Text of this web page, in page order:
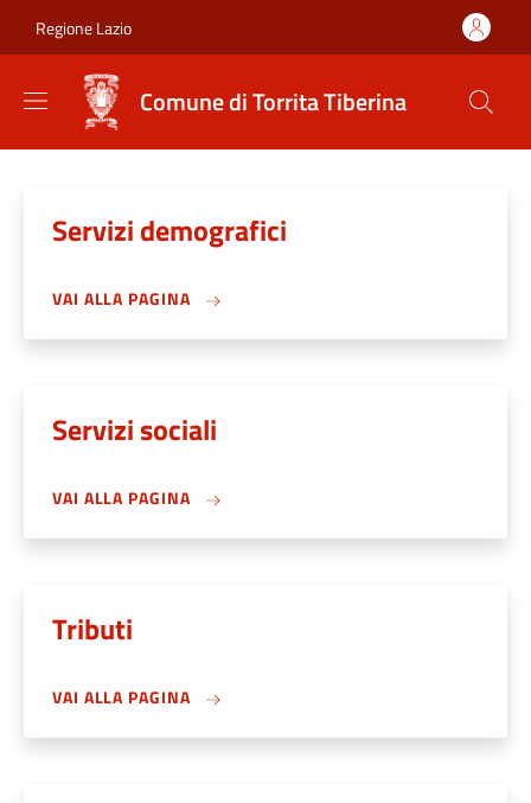
Regione Lazio
Comune di Torrita Tiberina
Servizi demografici
VAI ALLA PAGINA
Servizi sociali
VAI ALLA PAGINA
Tributi
VAI ALLA PAGINA